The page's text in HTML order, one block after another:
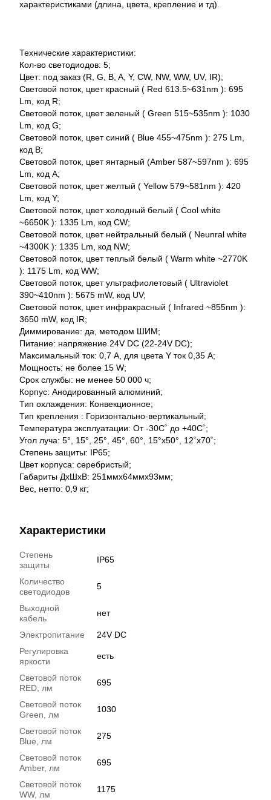
характеристиками (длина, цвета, крепление и тд).
Технические характеристики:
Кол-во светодиодов: 5;
Цвет: под заказ (R, G, B, A, Y, CW, NW, WW, UV, IR);
Световой поток, цвет красный ( Red 613.5~631nm ): 695
Lm, код R;
Световой поток, цвет зеленый ( Green 515~535nm ): 1030
Lm, код G;
Световой поток, цвет синий ( Blue 455~475nm ): 275 Lm,
код B;
Световой поток, цвет янтарный (Amber 587~597nm ): 695
Lm, код A;
Световой поток, цвет желтый ( Yellow 579~581nm ): 420
Lm, код Y;
Световой поток, цвет холодный белый ( Cool white
~6650K ): 1335 Lm, код CW;
Световой поток, цвет нейтральный белый ( Neunral white
~4300K ): 1335 Lm, код NW;
Световой поток, цвет теплый белый ( Warm white ~2770K
): 1175 Lm, код WW;
Световой поток, цвет ультрафиолетовый ( Ultraviolet
390~410nm ): 5675 mW, код UV;
Световой поток, цвет инфракрасный ( Infrared ~855nm ):
3650 mW, код IR;
Диммирование: да, методом ШИМ;
Питание: напряжение 24V DC (22-24V DC);
Максимальный ток: 0,7 А, для цвета Y ток 0,35 А;
Мощность: не более 15 W;
Срок службы: не менее 50 000 ч;
Корпус: Анодированный алюминий;
Тип охлаждения: Конвекционное;
Тип крепления : Горизонтально-вертикальный;
Температура эксплуатации: От -30С˚ до +40С˚;
Угол луча: 5°, 15°, 25°, 45°, 60°, 15°x50°, 12˚x70˚;
Степень защиты: IP65;
Цвет корпуса: серебристый;
Габариты ДхШхВ: 251ммх64ммх93мм;
Вес, нетто: 0,9 кг;
Характеристики
Степень
защиты
IP65
Количество
светодиодов
5
Выходной
кабель
нет
Электропитание
24V DC
Регулировка
яркости
есть
Световой поток
RED, лм
695
Световой поток
Green, лм
1030
Световой поток
Blue, лм
275
Световой поток
Amber, лм
695
Световой поток
WW, лм
1175